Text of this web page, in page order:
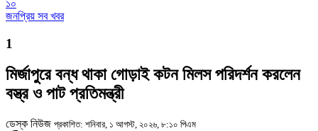
১০
জনপ্রিয় সব খবর
1
মির্জাপুরে বন্ধ থাকা গোড়াই কটন মিলস পরিদর্শন করলেন
বস্ত্র ও পাট প্রতিমন্ত্রী
ডেস্ক নিউজ প্রকাশিত: শনিবার, ১ আগস্ট, ২০২৬, ৮:১০ পিএম